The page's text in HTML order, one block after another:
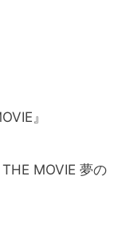
』
MOVIE 夢の